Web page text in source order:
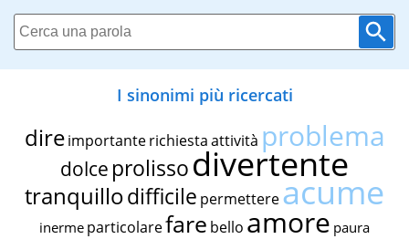
I sinonimi più ricercati
dire importante richiestaattività problema
dolce prolissodivertente
tranquillodifficile permettereacume
inerme particolarefare bello amore paura